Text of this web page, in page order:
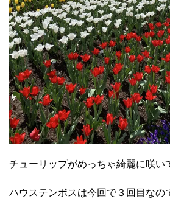
チューリップがめっちゃ綺麗に咲い
ハウステンボスは今回で３回目なの